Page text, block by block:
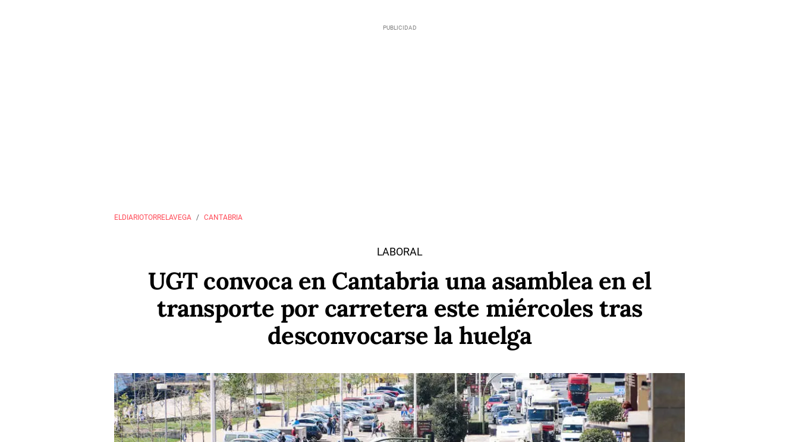
ELDIARIOTORRELAVEGA CANTABRIA
LABORAL
UGT convoca en Cantabria una asamblea en el
transporte por carretera este miércoles tras
desconvocarse la huelga